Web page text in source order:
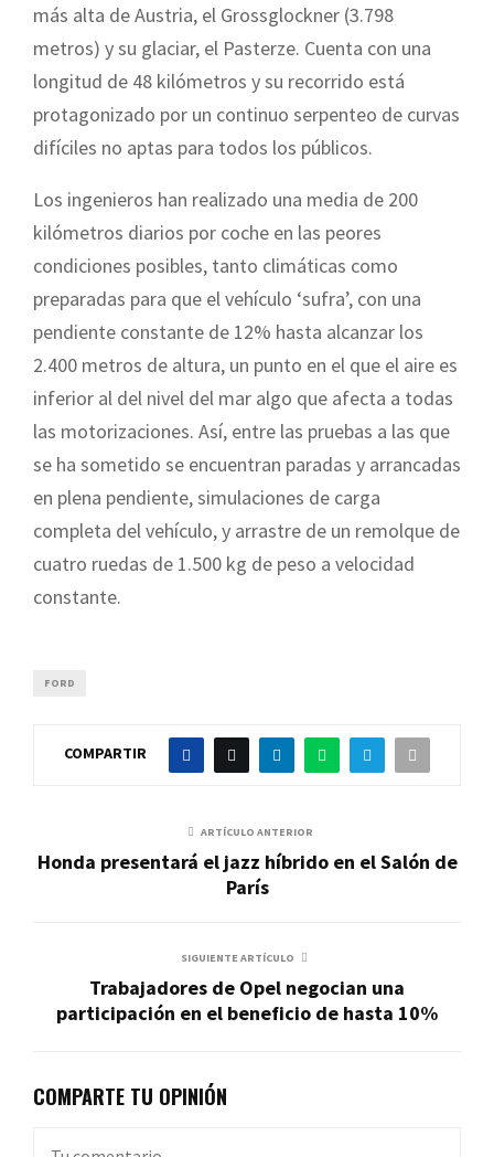
más alta de Austria, el Grossglockner (3.798
metros) y su glaciar, el Pasterze. Cuenta con una
longitud de 48 kilómetros y su recorrido está
protagonizado por un continuo serpenteo de curvas
difíciles no aptas para todos los públicos.
Los ingenieros han realizado una media de 200
kilómetros diarios por coche en las peores
condiciones posibles, tanto climáticas como
preparadas para que el vehículo ‘sufra’, con una
pendiente constante de 12% hasta alcanzar los
2.400 metros de altura, un punto en el que el aire es
inferior al del nivel del mar algo que afecta a todas
las motorizaciones. Así, entre las pruebas a las que
se ha sometido se encuentran paradas y arrancadas
en plena pendiente, simulaciones de carga
completa del vehículo, y arrastre de un remolque de
cuatro ruedas de 1.500 kg de peso a velocidad
constante.
FORD
COMPARTIR
ARTÍCULO ANTERIOR
Honda presentará el jazz híbrido en el Salón de
París
SIGUIENTE ARTÍCULO
Trabajadores de Opel negocian una
participación en el beneficio de hasta 10%
COMPARTE TU OPINIÓN